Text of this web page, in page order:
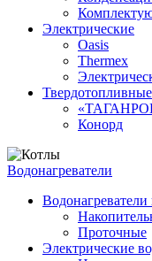
Электрические
Oasis
Thermex
Твердотопливные
Конорд
Водонагреватели
Водонагреватели
Проточные
Электрические